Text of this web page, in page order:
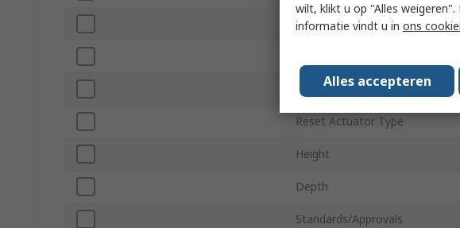
Mount Type
Mount Hole Size
Reset Actuator Type
Height
Depth
Standards/Approvals
wilt, klikt u op "Alles
informatie vindt u in ons
Alles accepteren